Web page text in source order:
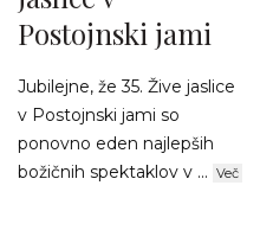
Postojnski jami
Jubilejne, že 35. Žive jaslice
v Postojnski jami so
ponovno eden najlepših
božičnih spektaklov v ... Več